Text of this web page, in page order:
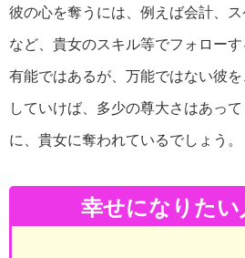
彼の心を奪うには、例えば会計、
など、貴女のスキル等でフォローす
有能ではあるが、万能ではない彼
していけば、多少の尊大さはあっ
に、貴女に奪われているでしょう。
幸せになりたい